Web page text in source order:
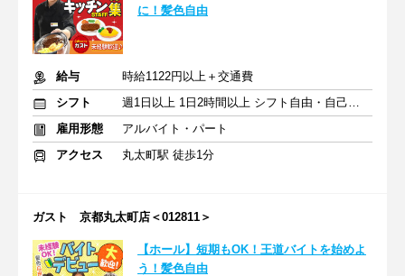
に！髪色自由
給与
時給1122円以上＋交通費
シフト
週1日以上 1日2時間以上 シフト自由・自己申告
雇用形態
アルバイト・パート
アクセス
丸太町駅 徒歩1分
ガスト 京都丸太町店＜012811＞
【ホール】短期もOK！王道バイトを始めよ
う！髪色自由